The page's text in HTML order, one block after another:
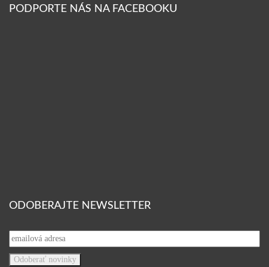
PODPORTE NÁS NA FACEBOOKU
ODOBERAJTE NEWSLETTER